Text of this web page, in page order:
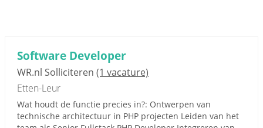
Software Developer
WR.nl Solliciteren (1 vacature)
Etten-Leur
Wat houdt de functie precies in?: Ontwerpen van
technische architectuur in PHP projecten Leiden van het